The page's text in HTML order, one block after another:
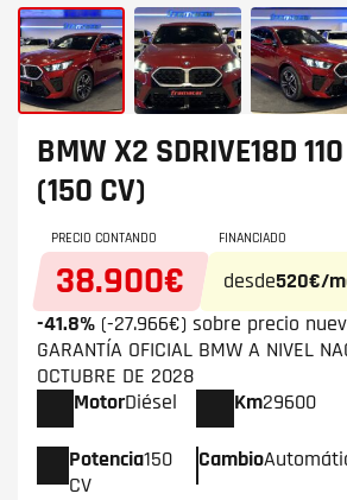
BMW X2 SDRIVE18D
(150 CV)
PRECIO CONTANDO
38.900€
FINANCIADO
desde520€/
-41.8% (-27.966€) sobre precio
GARANTÍA OFICIAL BMW A NIVEL
OCTUBRE DE 2028
MotorDiésel Km29600
Potencia150
CV
Cambio